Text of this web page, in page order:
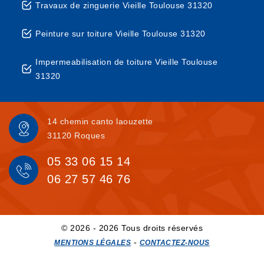
Travaux de zinguerie Vieille Toulouse 31320
Peinture sur toiture Vieille Toulouse 31320
Impermeabilisation de toiture Vieille Toulouse
31320
14 chemin canto laouzette
31120 Roques
05 33 06 15 14
06 27 57 46 76
© 2026 - 2026 Tous droits réservés
MENTIONS LÉGALES - CONTACTEZ-NOUS